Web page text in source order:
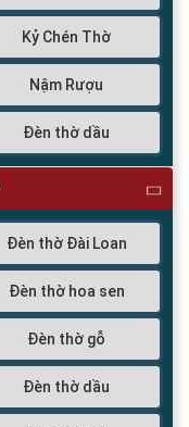
Kỷ Chén Thờ
Nậm Rượu
Đèn thờ dầu
Đèn thờ Đài Loan
Đèn thờ hoa sen
Đèn thờ gỗ
Đèn thờ dầu